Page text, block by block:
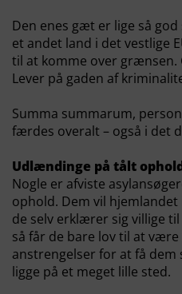
Den enes gæt er lige så
et andet land i det vestlige
til at komme over grænsen.
Lever på gaden af
Summa summarum,
færdes overalt – også i det
Udlændinge på tålt
Nogle er afviste
ophold. Dem vil
de selv erklærer sig villige
så får de bare lov til at
anstrengelser for at få dem
ligge på et meget lille sted.